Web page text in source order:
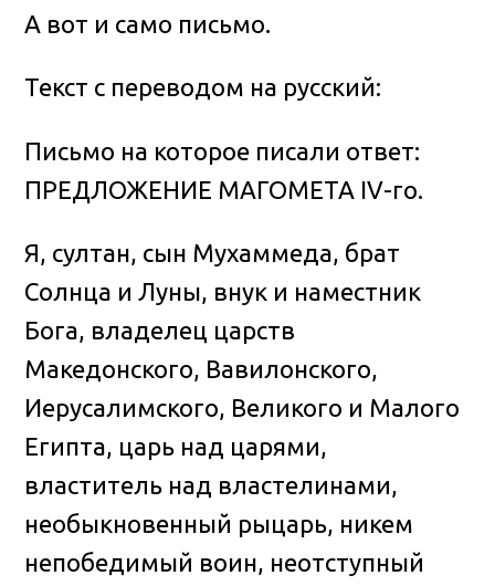
А вот и само письмо.
Текст с переводом на русский:
Письмо на которое писали ответ:
ПРЕДЛОЖЕНИЕ МАГОМЕТА IV-го.
Я, султан, сын Мухаммеда, брат
Солнца и Луны, внук и наместник
Бога, владелец царств
Македонского, Вавилонского,
Иерусалимского, Великого и Малого
Египта, царь над царями,
властитель над властелинами,
необыкновенный рыцарь, никем
непобедимый воин, неотступный